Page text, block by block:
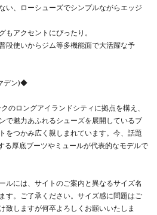
い、ローシューズでシンプルながらエッジ
もアクセントにぴったり。
段使いからジム等多機能面で大活躍な予
デン)◆
クのロングアイランドシティに拠点を構え、
で魅力あふれるシューズを展開しているブ
をつかみ広く親しまれています。今、話題
る厚底ブーツやミュールが代表的なモデルで
ルには、サイトのご案内と異なるサイズ名
す。ご了承ください。サイズ感に問題はご
致しますが何卒よろしくお願いいたしま